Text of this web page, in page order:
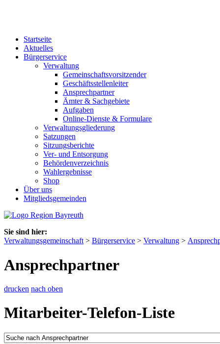
Startseite
Aktuelles
Bürgerservice
Verwaltung
Gemeinschaftsvorsitzender
Geschäftsstellenleiter
Ansprechpartner
Ämter & Sachgebiete
Aufgaben
Online-Dienste & Formulare
Verwaltungsgliederung
Satzungen
Sitzungsberichte
Ver- und Entsorgung
Behördenverzeichnis
Wahlergebnisse
Shop
Über uns
Mitgliedsgemeinden
Sie sind hier:
Verwaltungsgemeinschaft > Bürgerservice > Verwaltung >
Ansprechpartner
drucken nach oben
Mitarbeiter-Telefon-Liste